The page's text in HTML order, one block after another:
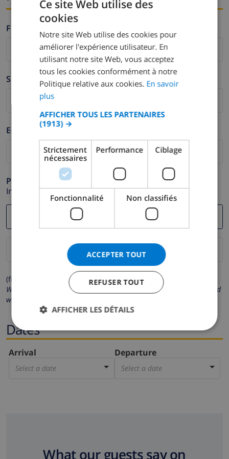
Firstname *
Surname *
E-mail *
Phone *
In case your email address does not function correctly.
(fields marked with * are mandatory )
We respect your privacy. Your personal details will never be shared
with others.
Dates
Arrival
Select a date
Departure
Select a date
What our guests say on
DUTCH
SPANISH
GERMAN
DANISH
Ce site Web utilise des
cookies
Notre site Web utilise des cookies pour
améliorer l'expérience utilisateur. En
utilisant notre site Web, vous acceptez
tous les cookies conformément à notre
Politique relative aux cookies. En savoir
plus
AFFICHER TOUS LES PARTENAIRES
(1913) →
Strictement
nécessaires
Performance Ciblage
Fonctionnalité Non classifiés
ACCEPTER TOUT
REFUSER TOUT
AFFICHER LES DÉTAILS